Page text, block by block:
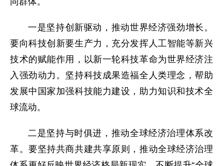
一是坚持创新驱动，推动世界经济强劲增长。
要向科技创新要生产力，充分发挥人工智能等新兴
技术的赋能作用，以新一轮科技革命为世界经济注
入强劲动力。坚持科技成果造福全人类理念，帮助
发展中国家加强科技能力建设，助力知识和技术全
球流动。
二是坚持与时俱进，推动全球经济治理体系改
革。要坚持共商共建共享原则，推动全球经济治理